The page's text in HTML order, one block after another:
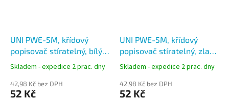
UNI PWE-5M, křídový
popisovač stíratelný, bílý,
kulatý hrot
Skladem - expedice 2 prac. dny
42,98 Kč bez DPH
52 Kč
UNI PWE-5M, křídový
popisovač stíratelný, zlatý,
kulatý hrot
Skladem - expedice 2 prac. dny
42,98 Kč bez DPH
52 Kč